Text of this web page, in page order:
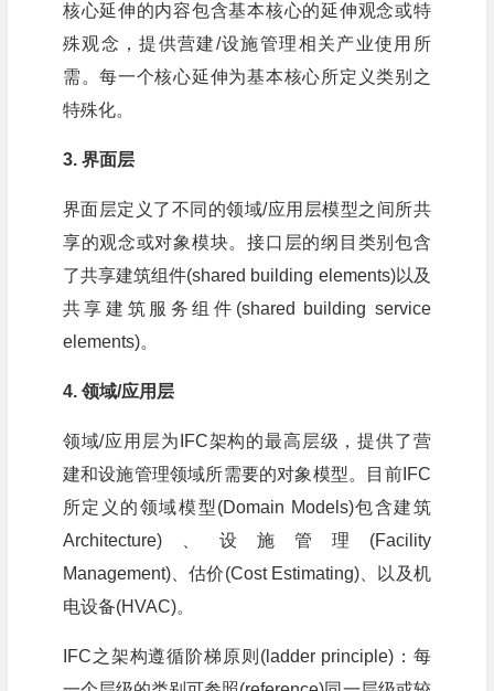
核心延伸的内容包含基本核心的延伸观念或特
殊观念，提供营建/设施管理相关产业使用所
需。每一个核心延伸为基本核心所定义类别之
特殊化。
3. 界面层
界面层定义了不同的领域/应用层模型之间所共
享的观念或对象模块。接口层的纲目类别包含
了共享建筑组件(shared building elements)以及
共享建筑服务组件(shared building service
elements)。
4. 领域/应用层
领域/应用层为IFC架构的最高层级，提供了营
建和设施管理领域所需要的对象模型。目前IFC
所定义的领域模型(Domain Models)包含建筑
Architecture)、设施管理(Facility
Management)、估价(Cost Estimating)、以及机
电设备(HVAC)。
IFC之架构遵循阶梯原则(ladder principle)：每